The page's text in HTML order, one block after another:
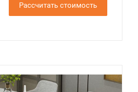
Рассчитать стоимость